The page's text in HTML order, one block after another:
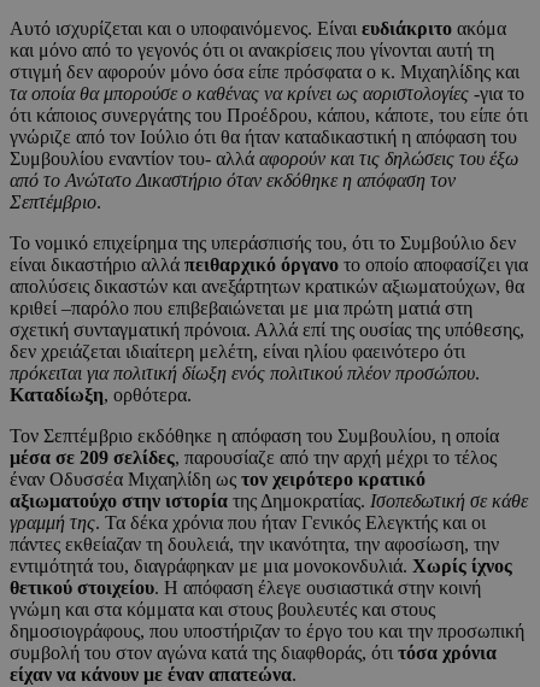
Αυτό ισχυρίζεται και ο υποφαινόμενος. Είναι ευδιάκριτο ακόμα
και μόνο από το γεγονός ότι οι ανακρίσεις που γίνονται αυτή τη
στιγμή δεν αφορούν μόνο όσα είπε πρόσφατα ο κ. Μιχαηλίδης και
τα οποία θα μπορούσε ο καθένας να κρίνει ως αοριστολογίες -για το
ότι κάποιος συνεργάτης του Προέδρου, κάπου, κάποτε, του είπε ότι
γνώριζε από τον Ιούλιο ότι θα ήταν καταδικαστική η απόφαση του
Συμβουλίου εναντίον του- αλλά αφορούν και τις δηλώσεις του έξω
από το Ανώτατο Δικαστήριο όταν εκδόθηκε η απόφαση τον
Σεπτέμβριο.
Το νομικό επιχείρημα της υπεράσπισής του, ότι το Συμβούλιο δεν
είναι δικαστήριο αλλά πειθαρχικό όργανο το οποίο αποφασίζει για
απολύσεις δικαστών και ανεξάρτητων κρατικών αξιωματούχων, θα
κριθεί –παρόλο που επιβεβαιώνεται με μια πρώτη ματιά στη
σχετική συνταγματική πρόνοια. Αλλά επί της ουσίας της υπόθεσης,
δεν χρειάζεται ιδιαίτερη μελέτη, είναι ηλίου φαεινότερο ότι
πρόκειται για πολιτική δίωξη ενός πολιτικού πλέον προσώπου.
Καταδίωξη, ορθότερα.
Τον Σεπτέμβριο εκδόθηκε η απόφαση του Συμβουλίου, η οποία
μέσα σε 209 σελίδες, παρουσίαζε από την αρχή μέχρι το τέλος
έναν Οδυσσέα Μιχαηλίδη ως τον χειρότερο κρατικό
αξιωματούχο στην ιστορία της Δημοκρατίας. Ισοπεδωτική σε κάθε
γραμμή της. Τα δέκα χρόνια που ήταν Γενικός Ελεγκτής και οι
πάντες εκθείαζαν τη δουλειά, την ικανότητα, την αφοσίωση, την
εντιμότητά του, διαγράφηκαν με μια μονοκονδυλιά. Χωρίς ίχνος
θετικού στοιχείου. Η απόφαση έλεγε ουσιαστικά στην κοινή
γνώμη και στα κόμματα και στους βουλευτές και στους
δημοσιογράφους, που υποστήριζαν το έργο του και την προσωπική
συμβολή του στον αγώνα κατά της διαφθοράς, ότι τόσα χρόνια
είχαν να κάνουν με έναν απατεώνα.